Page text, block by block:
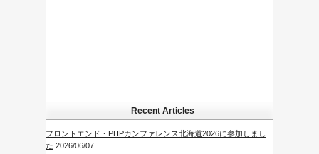
Recent Articles
フロントエンド・PHPカンファレンス北海道2026に参加しまし
た 2026/06/07